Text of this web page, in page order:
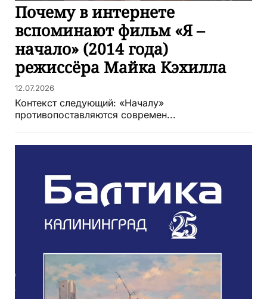
Почему в интернете
вспоминают фильм «Я –
начало» (2014 года)
режиссёра Майка Кэхилла
12.07.2026
Контекст следующий: «Началу»
противопоставляются современ...